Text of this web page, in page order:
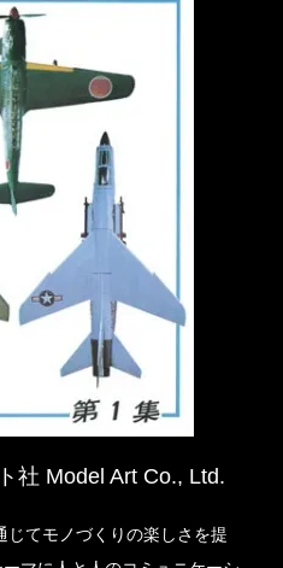
社 Model Art Co., Ltd.
てモノづくりの楽しさを提